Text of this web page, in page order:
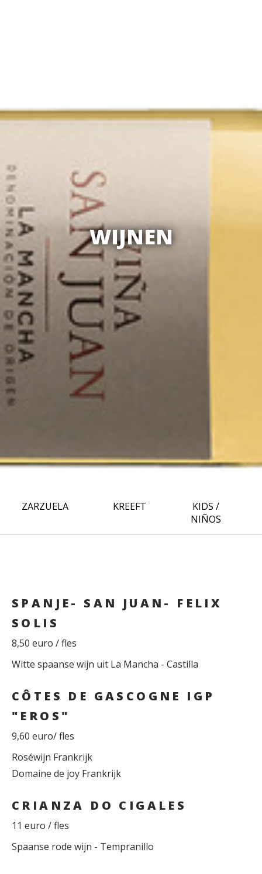
WIJNEN
ZARZUELA KREEFT
KIDS /
NIÑOS
SPANJE- SAN JUAN- FELIX
SOLIS
8,50 euro / fles
Witte spaanse wijn uit La Mancha - Castilla
CÔTES DE GASCOGNE IGP
"EROS"
9,60 euro/ fles
Roséwijn Frankrijk
Domaine de joy Frankrijk
CRIANZA DO CIGALES
11 euro / fles
Spaanse rode wijn - Tempranillo